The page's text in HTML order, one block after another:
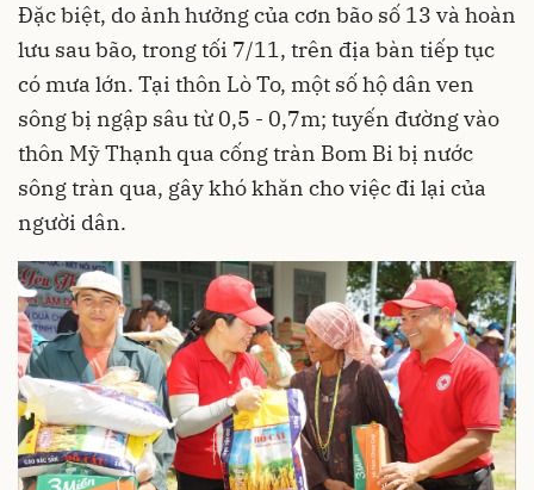
Đặc biệt, do ảnh hưởng của cơn bão số 13 và hoàn
lưu sau bão, trong tối 7/11, trên địa bàn tiếp tục
có mưa lớn. Tại thôn Lò To, một số hộ dân ven
sông bị ngập sâu từ 0,5 - 0,7m; tuyến đường vào
thôn Mỹ Thạnh qua cống tràn Bom Bi bị nước
sông tràn qua, gây khó khăn cho việc đi lại của
người dân.